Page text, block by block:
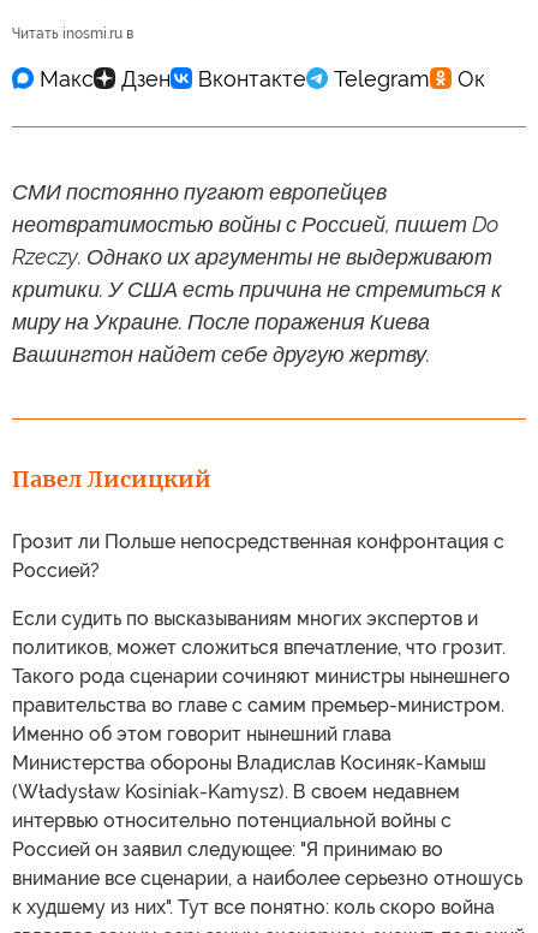
Читать inosmi.ru в
СМИ постоянно пугают европейцев
неотвратимостью войны с Россией, пишет Do
Rzeczy. Однако их аргументы не выдерживают
критики. У США есть причина не стремиться к
миру на Украине. После поражения Киева
Вашингтон найдет себе другую жертву.
Павел Лисицкий
Грозит ли Польше непосредственная конфронтация с
Россией?
Если судить по высказываниям многих экспертов и
политиков, может сложиться впечатление, что грозит.
Такого рода сценарии сочиняют министры нынешнего
правительства во главе с самим премьер-министром.
Именно об этом говорит нынешний глава
Министерства обороны Владислав Косиняк-Камыш
(Władysław Kosiniak-Kamysz). В своем недавнем
интервью относительно потенциальной войны с
Россией он заявил следующее: "Я принимаю во
внимание все сценарии, а наиболее серьезно отношусь
к худшему из них". Тут все понятно: коль скоро война